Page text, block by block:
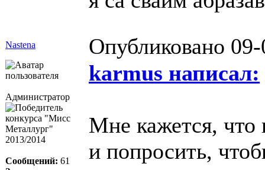
Nastena Опубликовано
Администратор
Сообщений: 61
karmus написал:
Мне кажется, что
и попросить,